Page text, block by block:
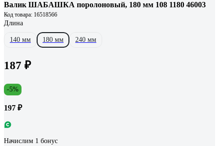
Валик ШАБАШКА поролоновый, 180 мм 108 1180 46003
Код товара: 16518566
Длина
140 мм 180 мм 240 мм
187 ₽
-5%
197 ₽
Начислим 1 бонус